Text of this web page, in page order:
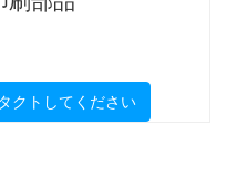
クトしてください